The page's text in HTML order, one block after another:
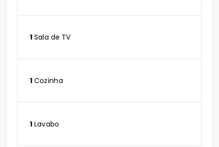
1 Sala de TV
1 Cozinha
1 Lavabo